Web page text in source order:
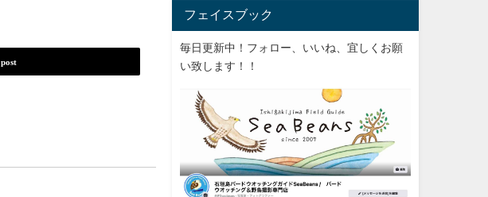
post
フェイスブック
毎日更新中！フォロー、いいね、宜しくお願
い致します！！